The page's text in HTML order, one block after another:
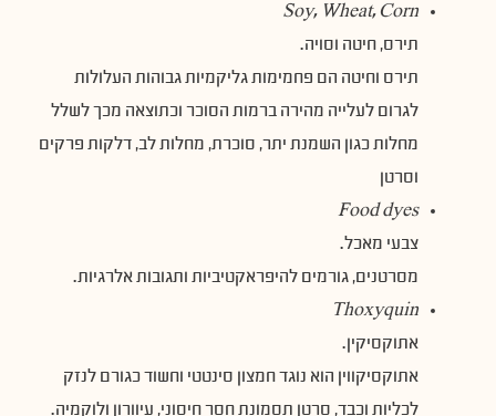
Soy, Wheat, Corn
תירס, חיטה וסויה.
תירס וחיטה הם פחמימות גליקמיות גבוהות העלולות
לגרום לעלייה מהירה ברמות הסוכר וכתוצאה מכך לשלל
מחלות כגון השמנת יתר, סוכרת, מחלות לב, דלקות פרקים
וסרטן
Food dyes
צבעי מאכל.
מסרטנים, גורמים להיפראקטיביות ותגובות אלרגיות.
Thoxyquin
אתוקסיקין.
אתוקסיקווין הוא נוגד חמצון סינטטי וחשוד כגורם לנזק
לכליות וכבד, סרטן תסמונת חסר חיסוני, עיוורון ולוקמיה.